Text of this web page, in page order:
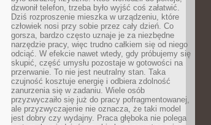
dzwonił telefon, trzeba było wyjść coś załatwić.
Dziś rozproszenie mieszka w urządzeniu, które
człowiek nosi przy sobie przez cały dzień. Co
gorsza, bardzo często uznaje je za niezbędne
narzędzie pracy, więc trudno całkiem się od niego
odciąć. W efekcie nawet wtedy, gdy próbujemy się
skupić, część umysłu pozostaje w gotowości na
przerwanie. To nie jest neutralny stan. Taka
czujność kosztuje energię i odbiera zdolność
zanurzenia się w zadaniu. Wiele osób
przyzwyczaiło się już do pracy pofragmentowanej,
ale przyzwyczajenie nie oznacza, że taki model
jest dobry czy wydajny. Praca głęboka nie polega